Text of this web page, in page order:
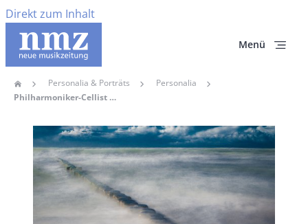
Direkt zum Inhalt
Menü
Pfadnavigation
Home Personalia & Porträts
Personalia
Philharmoniker-Cellist Wolfgang Boettcher Gestorben
Hauptbild